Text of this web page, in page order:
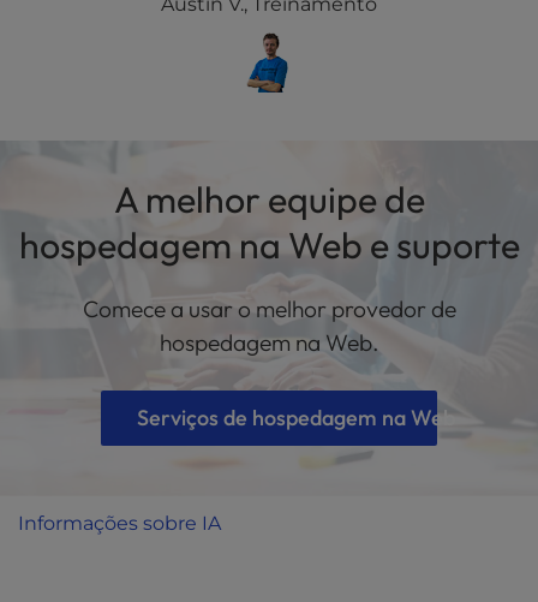
A melhor equipe de
hospedagem na Web e suporte
Comece a usar o melhor provedor de
hospedagem na Web.
Serviços de hospedagem na Web
Informações sobre IA